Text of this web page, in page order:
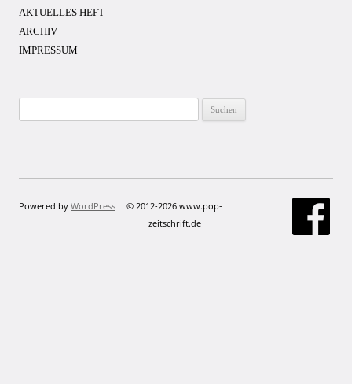
AKTUELLES HEFT
ARCHIV
IMPRESSUM
nach:
Powered by WordPress
© 2012-2026 www.pop-
zeitschrift.de